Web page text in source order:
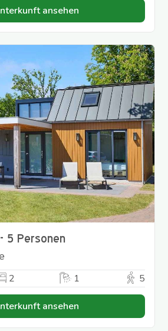
ansehen
5 Personen
2 1 5
ansehen